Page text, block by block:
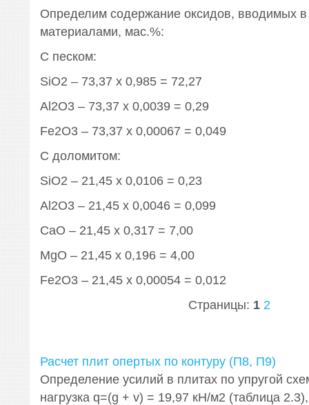
Определим содержание оксидов, вводимых
материалами, мас.%:
С песком:
SiO2 – 73,37 х 0,985 = 72,27
Al2O3 – 73,37 х 0,0039 = 0,29
Fe2O3 – 73,37 х 0,00067 = 0,049
С доломитом:
SiO2 – 21,45 х 0,0106 = 0,23
Al2O3 – 21,45 х 0,0046 = 0,099
CaO – 21,45 х 0,317 = 7,00
MgO – 21,45 х 0,196 = 4,00
Fe2O3 – 21,45 х 0,00054 = 0,012
Страницы: 1 2
Расчет плит опертых по контуру (П8, П9)
Определение усилий в плитах по упругой
нагрузка q=(g + v) = 19,97 кН/м2 (таблица